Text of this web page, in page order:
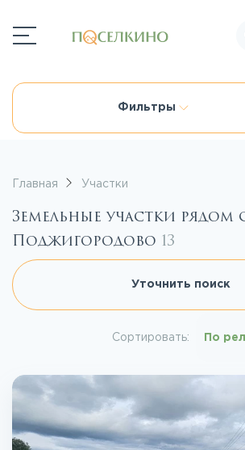
Фильтры
Главная Участки
Земельные участки рядом
Поджигородово 13
Уточнить поиск
Сортировать: По